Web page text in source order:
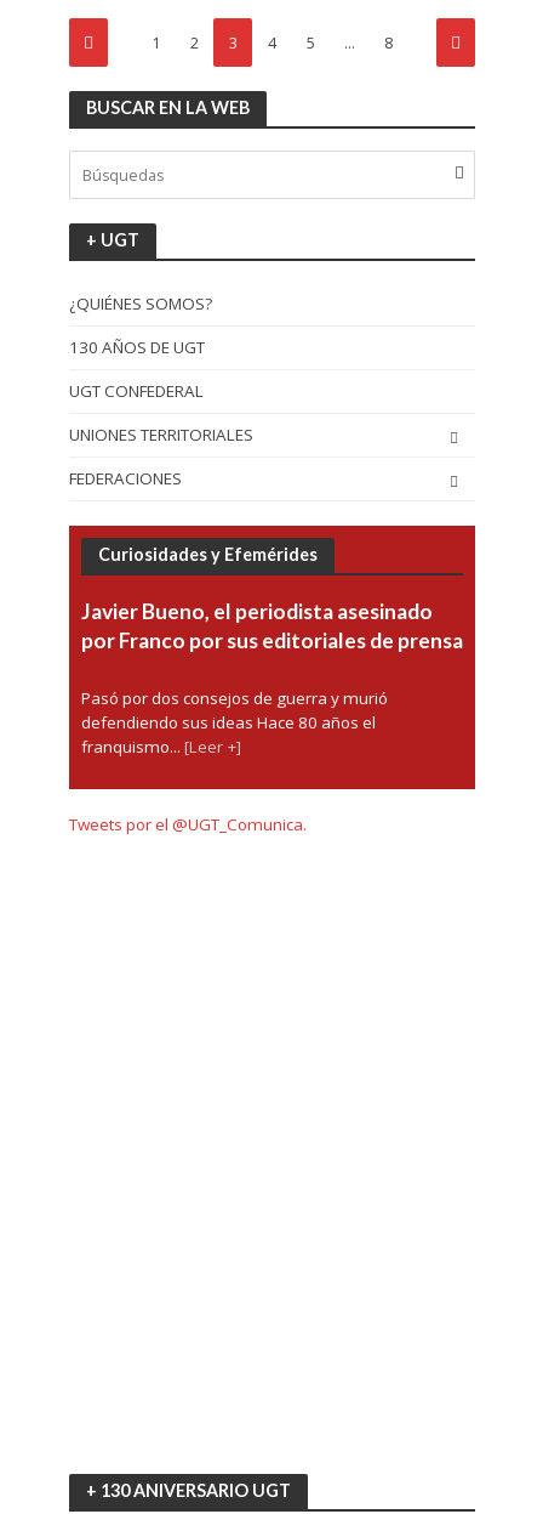
1 2 3 4 5 … 8
BUSCAR EN LA WEB
+ UGT
¿QUIÉNES SOMOS?
130 AÑOS DE UGT
UGT CONFEDERAL
UNIONES TERRITORIALES
FEDERACIONES
Curiosidades y Efemérides
Javier Bueno, el periodista asesinado
por Franco por sus editoriales de prensa
Pasó por dos consejos de guerra y murió
defendiendo sus ideas Hace 80 años el
franquismo... [Leer +]
Tweets por el @UGT_Comunica.
+ 130 ANIVERSARIO UGT